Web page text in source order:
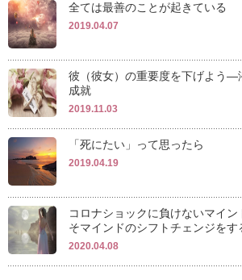
全ては最善のことが起きている
2019.04.07
彼（彼女）の重要度を下げよう―
成就
2019.11.03
「死にたい」って思ったら
2019.04.19
コロナショックに負けないマイ
そマインドのシフトチェンジをす
2020.04.08